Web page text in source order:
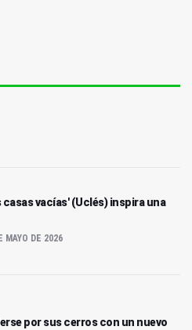
casas vacías' (Uclés) inspira una
MAYO DE 2026
por sus cerros con un nuevo